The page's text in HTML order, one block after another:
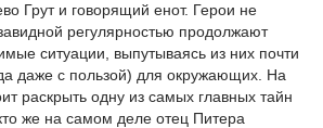
Грут и говорящий енот. Герои не
регулярностью продолжают
ситуации, выпутываясь из них почти
даже с пользой) для окружающих. На
раскрыть одну из самых главных тайн
же на самом деле отец Питера